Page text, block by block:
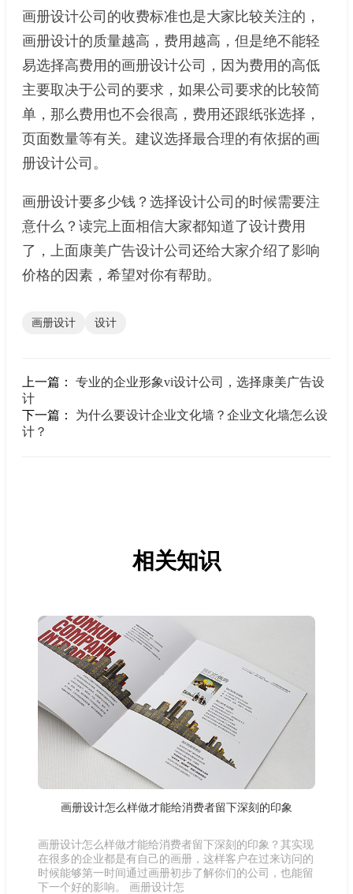
画册设计公司的收费标准也是大家比较关注的，
画册设计的质量越高，费用越高，但是绝不能轻
易选择高费用的画册设计公司，因为费用的高低
主要取决于公司的要求，如果公司要求的比较简
单，那么费用也不会很高，费用还跟纸张选择，
页面数量等有关。建议选择最合理的有依据的画
册设计公司。
画册设计要多少钱？选择设计公司的时候需要注
意什么？读完上面相信大家都知道了设计费用
了，上面康美广告设计公司还给大家介绍了影响
价格的因素，希望对你有帮助。
画册设计 设计
上一篇： 专业的企业形象vi设计公司，选择康美广告设
计
下一篇： 为什么要设计企业文化墙？企业文化墙怎么设
计？
相关知识
画册设计怎么样做才能给消费者留下深刻的印象
画册设计怎么样做才能给消费者留下深刻的印象？其实现
在很多的企业都是有自己的画册，这样客户在过来访问的
时候能够第一时间通过画册初步了解你们的公司，也能留
下一个好的影响。 画册设计怎